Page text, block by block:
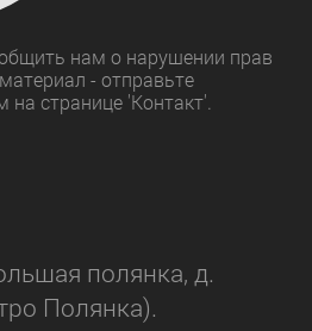
нам о нарушении прав
- отправьте
странице 'Контакт'.
полянка, д.
Полянка).